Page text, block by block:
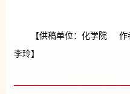
【供稿单位：化学院
李玲】